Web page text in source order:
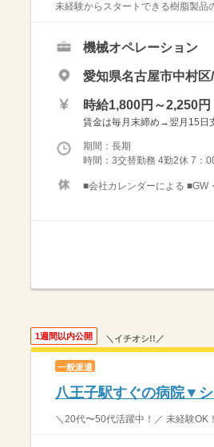
未経験からスタートできる樹脂製品
機械オペレーション
愛知県名古屋市中村区
時給1,800円～2,250円
賃金は毎月末締め→翌月15日
期間：長期
時間：3交替勤務 4勤2休 7：
■会社カレンダーによる ■GW
1週間以内公開 ＼イチオシ!!／
一般派遣
八王子駅すぐの病院▼シ
＼20代〜50代活躍中！／ 未経験OK